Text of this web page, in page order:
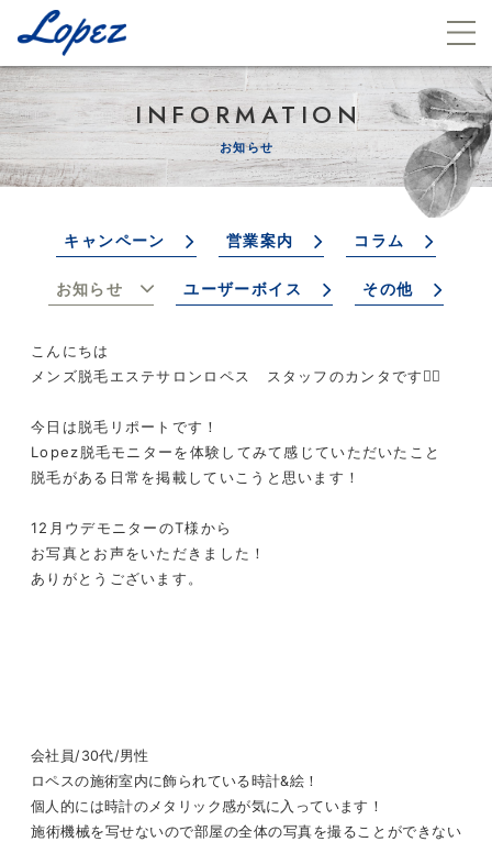
INFORMATION
お知らせ
キャンペーン 営業案内 コラム
お知らせ ユーザーボイス その他
こんにちは
メンズ脱毛エステサロンロペス スタッフのカンタです❤️‍🔥
今日は脱毛リポートです！
Lopez脱毛モニターを体験してみて感じていただいたこと
脱毛がある日常を掲載していこうと思います！
12月ウデモニターのT様から
お写真とお声をいただきました！
ありがとうございます。
会社員/30代/男性
ロペスの施術室内に飾られている時計&絵！
個人的には時計のメタリック感が気に入っています！
施術機械を写せないので部屋の全体の写真を撮ることができない